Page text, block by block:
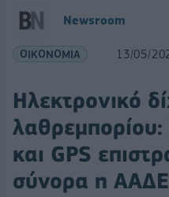
Newsroom
ΟΙΚΟΝΟΜΙΑ 13/05/
Ηλεκτρονικό
και GPS
σύνορα η ΑΑΔΕ